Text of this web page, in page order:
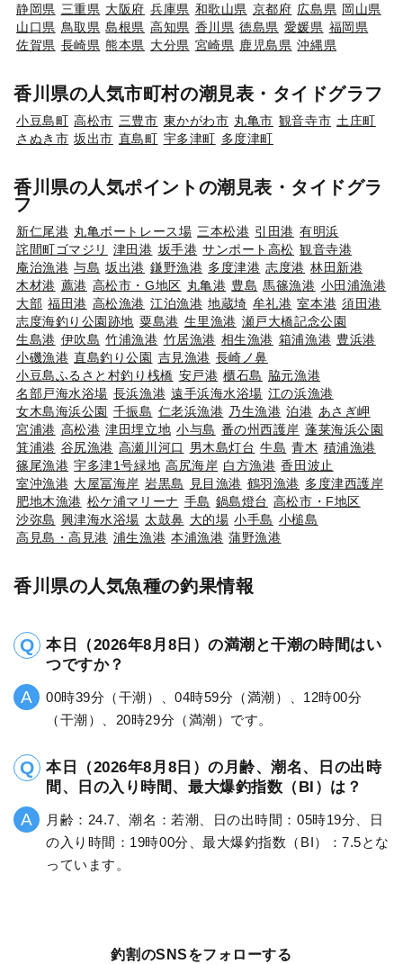
静岡県 三重県 大阪府 兵庫県 和歌山県 京都府 広島県 岡山県
山口県 鳥取県 島根県 高知県 香川県 徳島県 愛媛県 福岡県
佐賀県 長崎県 熊本県 大分県 宮崎県 鹿児島県 沖縄県
香川県の人気市町村の潮見表・タイドグラフ
小豆島町 高松市 三豊市 東かがわ市 丸亀市 観音寺市 土庄町
さぬき市 坂出市 直島町 宇多津町 多度津町
香川県の人気ポイントの潮見表・タイドグラ
フ
新仁尾港 丸亀ボートレース場 三本松港 引田港 有明浜
詫間町ゴマジリ
津田港 坂手港 サンポート高松 観音寺港
庵治漁港 与島 坂出港 鎌野漁港 多度津港 志度港 林田新港
木材港 薦港 高松市・G地区 丸亀港 豊島 馬篠漁港 小田浦漁港
大部 福田港 高松漁港 江泊漁港 地蔵埼 牟礼港 室本港 須田港
志度海釣り公園跡地 粟島港 生里漁港 瀬戸大橋記念公園
生島港 伊吹島 竹浦漁港 竹居漁港 相生漁港 箱浦漁港 豊浜港
小磯漁港 直島釣り公園 吉見漁港 長崎ノ鼻
小豆島ふるさと村釣り桟橋 安戸港 櫃石島 脇元漁港
名部戸海水浴場 長浜漁港 遠手浜海水浴場 江の浜漁港
女木島海浜公園 千振島 仁老浜漁港 乃生漁港 泊港 あさぎ岬
宮浦港 高松港 津田埋立地 小与島 番の州西護岸 蓬莱海浜公園
箕浦港 谷尻漁港 高瀬川河口 男木島灯台 牛島 青木 積浦漁港
篠尾漁港 宇多津1号緑地 高尻海岸 白方漁港 香田波止
室沖漁港 大屋冨海岸 岩黒島 見目漁港 鶴羽漁港 多度津西護岸
肥地木漁港 松ケ浦マリーナ 手島 鍋島燈台 高松市・F地区
沙弥島 興津海水浴場 太鼓鼻 大的場 小手島 小槌島
高見島・高見港 浦生漁港 本浦漁港 蒲野漁港
香川県の人気魚種の釣果情報
本日（2026年8月8日）の満潮と干潮の時間はい
つですか？
00時39分（干潮）、04時59分（満潮）、12時00分
（干潮）、20時29分（満潮）です。
本日（2026年8月8日）の月齢、潮名、日の出時
間、日の入り時間、最大爆釣指数（BI）は？
月齢：24.7、潮名：若潮、日の出時間：05時19分、日
の入り時間：19時00分、最大爆釣指数（BI）：7.5とな
っています。
釣割のSNSをフォローする